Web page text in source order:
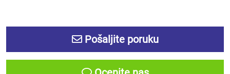
Pošaljite poruku